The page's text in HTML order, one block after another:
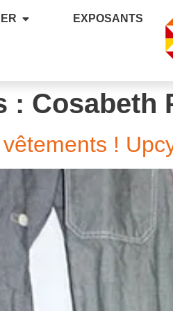
EXPOSANTS
: Cosabeth
!